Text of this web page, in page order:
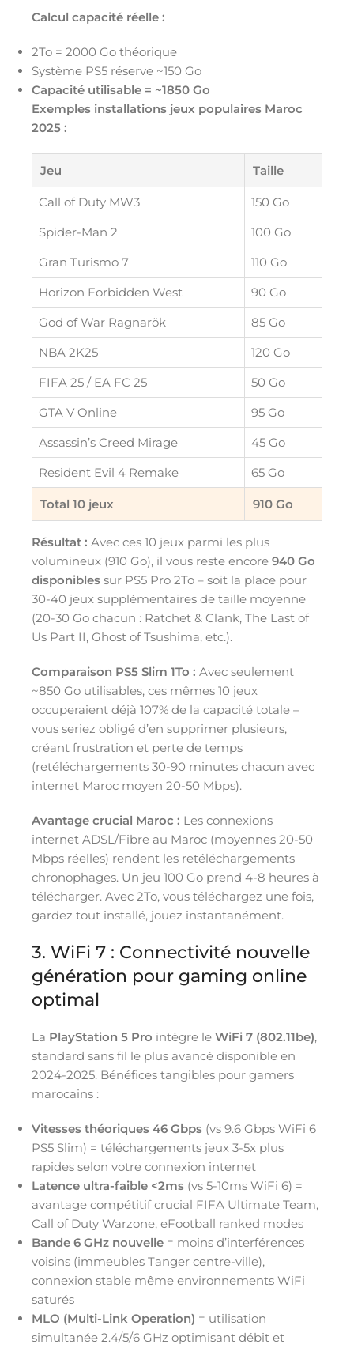
Calcul capacité réelle :
2To = 2000 Go théorique
Système PS5 réserve ~150 Go
Capacité utilisable = ~1850 Go
Exemples installations jeux populaires Maroc
2025 :
Jeu Taille
Call of Duty MW3
150 Go
Spider-Man 2
100 Go
Gran Turismo 7
110 Go
Horizon Forbidden West
90 Go
God of War Ragnarök
85 Go
NBA 2K25
120 Go
FIFA 25 / EA FC 25
50 Go
GTA V Online
95 Go
Assassin’s Creed Mirage
45 Go
Resident Evil 4 Remake
65 Go
Total 10 jeux 910 Go
Résultat : Avec ces 10 jeux parmi les plus
volumineux (910 Go), il vous reste encore 940 Go
disponibles sur PS5 Pro 2To – soit la place pour
30-40 jeux supplémentaires de taille moyenne
(20-30 Go chacun : Ratchet & Clank, The Last of
Us Part II, Ghost of Tsushima, etc.).
Comparaison PS5 Slim 1To : Avec seulement
~850 Go utilisables, ces mêmes 10 jeux
occuperaient déjà 107% de la capacité totale –
vous seriez obligé d’en supprimer plusieurs,
créant frustration et perte de temps
(retéléchargements 30-90 minutes chacun avec
internet Maroc moyen 20-50 Mbps).
Avantage crucial Maroc : Les connexions
internet ADSL/Fibre au Maroc (moyennes 20-50
Mbps réelles) rendent les retéléchargements
chronophages. Un jeu 100 Go prend 4-8 heures à
télécharger. Avec 2To, vous téléchargez une fois,
gardez tout installé, jouez instantanément.
3. WiFi 7 : Connectivité nouvelle
génération pour gaming online
optimal
La PlayStation 5 Pro intègre le WiFi 7 (802.11be),
standard sans fil le plus avancé disponible en
2024-2025. Bénéfices tangibles pour gamers
marocains :
Vitesses théoriques 46 Gbps (vs 9.6 Gbps WiFi 6
PS5 Slim) = téléchargements jeux 3-5x plus
rapides selon votre connexion internet
Latence ultra-faible <2ms (vs 5-10ms WiFi 6) =
avantage compétitif crucial FIFA Ultimate Team,
Call of Duty Warzone, eFootball ranked modes
Bande 6 GHz nouvelle = moins d’interférences
voisins (immeubles Tanger centre-ville),
connexion stable même environnements WiFi
saturés
MLO (Multi-Link Operation) = utilisation
simultanée 2.4/5/6 GHz optimisant débit et